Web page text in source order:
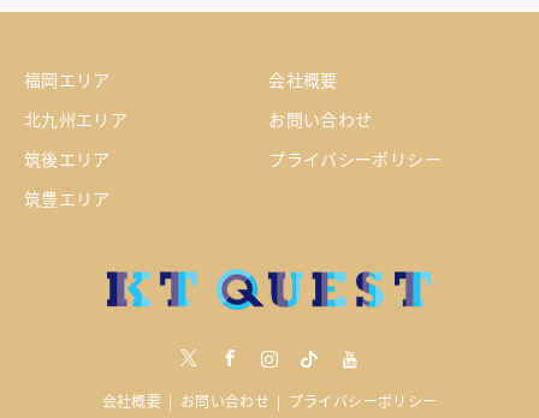
福岡エリア
北九州エリア
筑後エリア
筑豊エリア
会社概要
お問い合わせ
プライバシーポリシー
Instagramtiktock youtube
会社概要 お問い合わせ プライバシーポリシー